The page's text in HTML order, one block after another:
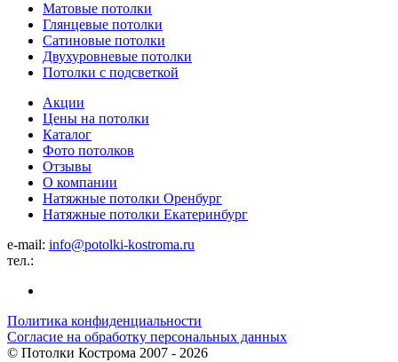
Матовые потолки
Глянцевые потолки
Сатиновые потолки
Двухуровневые потолки
Потолки с подсветкой
Акции
Цены на потолки
Каталог
Фото потолков
Отзывы
О компании
Натяжные потолки Оренбург
Натяжные потолки Екатеринбург
e-mail: info@potolki-kostroma.ru
тел.:
Политика конфиденциальности
Согласие на обработку персональных данных
© Потолки Кострома 2007 - 2026